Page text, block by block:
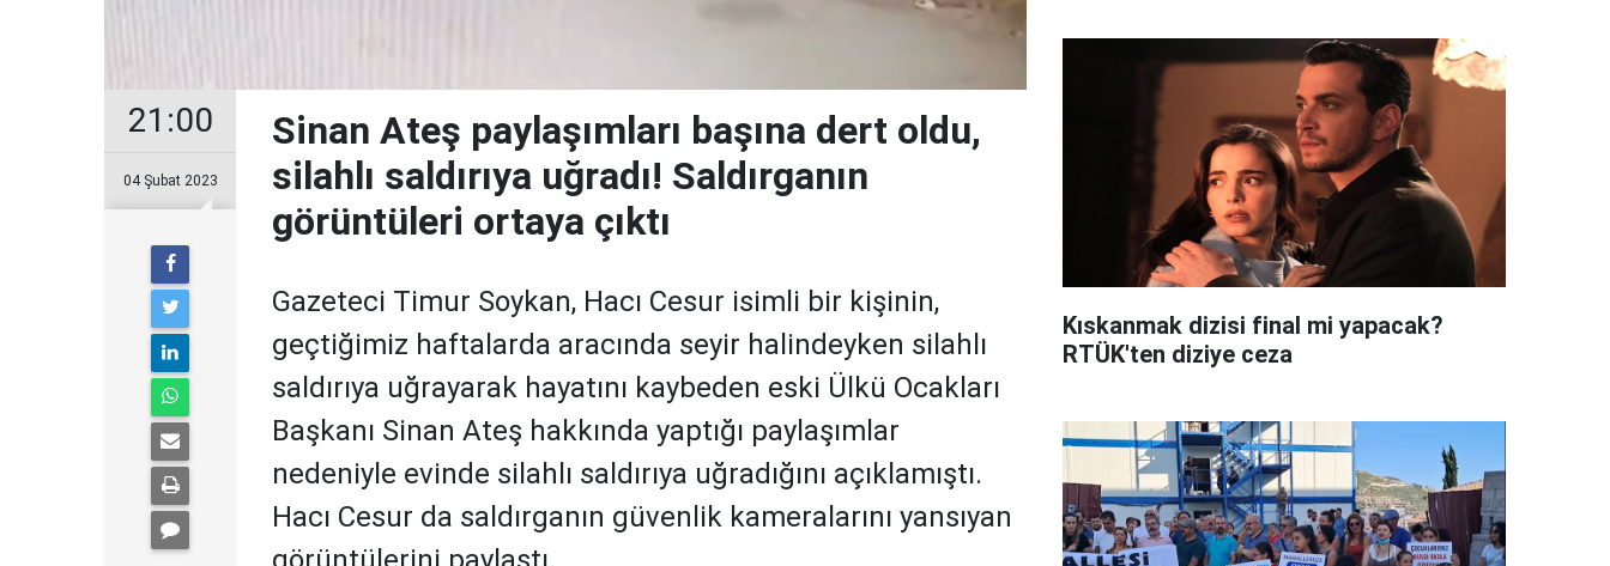
21:00
04 Şubat 2023
Sinan Ateş paylaşımları başına dert oldu,
silahlı saldırıya uğradı! Saldırganın
görüntüleri ortaya çıktı
Gazeteci Timur Soykan, Hacı Cesur isimli bir kişinin,
geçtiğimiz haftalarda aracında seyir halindeyken silahlı
saldırıya uğrayarak hayatını kaybeden eski Ülkü Ocakları
Başkanı Sinan Ateş hakkında yaptığı paylaşımlar
nedeniyle evinde silahlı saldırıya uğradığını açıklamıştı.
Hacı Cesur da saldırganın güvenlik kameralarını yansıyan
Kıskanmak dizisi final mi yapacak?
RTÜK'ten diziye ceza